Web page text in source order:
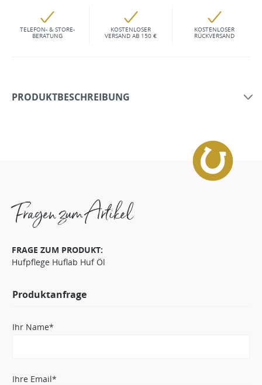
TELEFON- & STORE-
BERATUNG
KOSTENLOSER
VERSAND AB 150 €
KOSTENLOSER
RÜCKVERSAND
PRODUKTBESCHREIBUNG
Fragen zum Artikel
FRAGE ZUM PRODUKT:
Hufpflege Huflab Huf Öl
Produktanfrage
Ihr Name*
Ihre Email*